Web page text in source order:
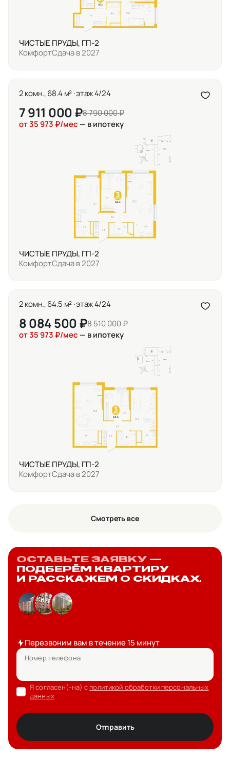
ЧИСТЫЕ ПРУДЫ, ГП-2
КомфортСдача в 2027
2 комн., 68.4 м² · этаж 4/24
7 911 000 ₽8 790 000 ₽
от 35 973 ₽/мес — в ипотеку
ЧИСТЫЕ ПРУДЫ, ГП-2
КомфортСдача в 2027
2 комн., 64.5 м² · этаж 4/24
8 084 500 ₽8 510 000 ₽
от 35 973 ₽/мес — в ипотеку
ЧИСТЫЕ ПРУДЫ, ГП-2
КомфортСдача в 2027
Смотреть все
ОСТАВЬТЕ ЗАЯВКУ —
ПОДБЕРЁМ КВАРТИРУ
И РАССКАЖЕМ О СКИДКАХ.
Перезвоним вам в течение 15 минут
Номер телефона
Я согласен(-на) с политикой обработки персональных
данных
Отправить